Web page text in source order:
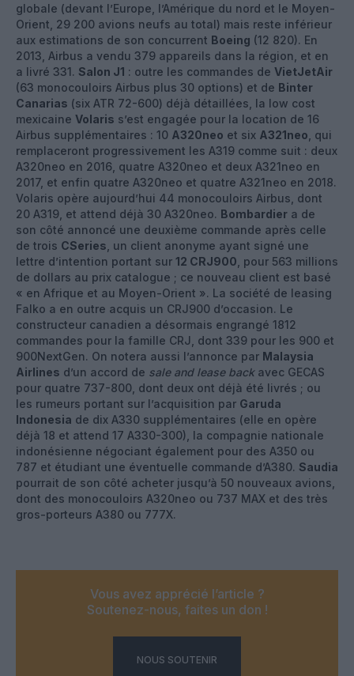
globale (devant l’Europe, l’Amérique du nord et le Moyen-
Orient, 29 200 avions neufs au total) mais reste inférieur
aux estimations de son concurrent Boeing (12 820). En
2013, Airbus a vendu 379 appareils dans la région, et en
a livré 331. Salon J1 : outre les commandes de VietJetAir
(63 monocouloirs Airbus plus 30 options) et de Binter
Canarias (six ATR 72-600) déjà détaillées, la low cost
mexicaine Volaris s’est engagée pour la location de 16
Airbus supplémentaires : 10 A320neo et six A321neo , qui
remplaceront progressivement les A319 comme suit : deux
A320neo en 2016, quatre A320neo et deux A321neo en
2017, et enfin quatre A320neo et quatre A321neo en 2018.
Volaris opère aujourd’hui 44 monocouloirs Airbus, dont
20 A319, et attend déjà 30 A320neo. Bombardier a de
son côté annoncé une deuxième commande après celle
de trois CSeries , un client anonyme ayant signé une
lettre d’intention portant sur 12 CRJ900 , pour 563 millions
de dollars au prix catalogue ; ce nouveau client est basé
« en Afrique et au Moyen-Orient ». La société de leasing
Falko a en outre acquis un CRJ900 d’occasion. Le
constructeur canadien a désormais engrangé 1812
commandes pour la famille CRJ, dont 339 pour les 900 et
900NextGen. On notera aussi l’annonce par Malaysia
Airlines d’un accord de sale and lease backavec GECAS
pour quatre 737-800, dont deux ont déjà été livrés ; ou
les rumeurs portant sur l’acquisition par Garuda
Indonesia de dix A330 supplémentaires (elle en opère
déjà 18 et attend 17 A330-300), la compagnie nationale
indonésienne négociant également pour des A350 ou
787 et étudiant une éventuelle commande d’A380. Saudia
pourrait de son côté acheter jusqu’à 50 nouveaux avions,
dont des monocouloirs A320neo ou 737 MAX et des très
gros-porteurs A380 ou 777X.
Vous avez apprécié l’article ?
Soutenez-nous, faites un don !
NOUS SOUTENIR